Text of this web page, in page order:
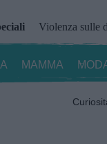
Violenza sulle
MAMMA